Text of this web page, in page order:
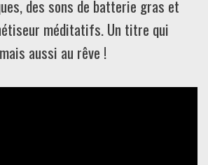
des sons de batterie gras et
méditatifs. Un titre qui
aussi au rêve !